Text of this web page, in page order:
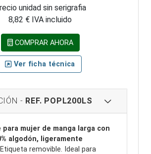
unidad sin serigrafia
8,82 € IVA incluido
COMPRAR AHORA
Ver ficha técnica
- REF. POPL200LS
para mujer de manga larga con
algodón, ligeramente
Etiqueta removible. Ideal para